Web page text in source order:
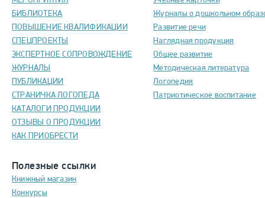
БИБЛИОТЕКА
ПОВЫШЕНИЕ КВАЛИФИКАЦИИ
СПЕЦПРОЕКТЫ
ЭКСПЕРТНОЕ СОПРОВОЖДЕНИЕ
ЖУРНАЛЫ
ПУБЛИКАЦИИ
СТРАНИЧКА ЛОГОПЕДА
КАТАЛОГИ ПРОДУКЦИИ
ОТЗЫВЫ О ПРОДУКЦИИ
КАК ПРИОБРЕСТИ
Полезные ссылки
Книжный магазин
Конкурсы
Журналы о дошкольном
Развитие речи
Наглядная продукция
Общее развитие
Методическая литература
Логопедия
Патриотическое воспитание